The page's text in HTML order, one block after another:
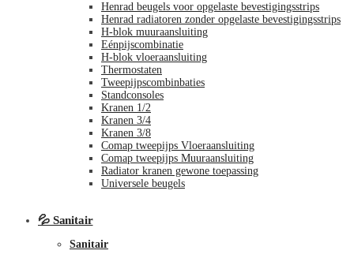
Henrad beugels voor opgelaste bevestigingsstrips
Henrad radiatoren zonder opgelaste bevestigingsstrips
H-blok muuraansluiting
Eénpijscombinatie
H-blok vloeraansluiting
Thermostaten
Tweepijpscombinbaties
Standconsoles
Kranen 1/2
Kranen 3/4
Kranen 3/8
Comap tweepijps Vloeraansluiting
Comap tweepijps Muuraansluiting
Radiator kranen gewone toepassing
Universele beugels
💦 Sanitair
Sanitair